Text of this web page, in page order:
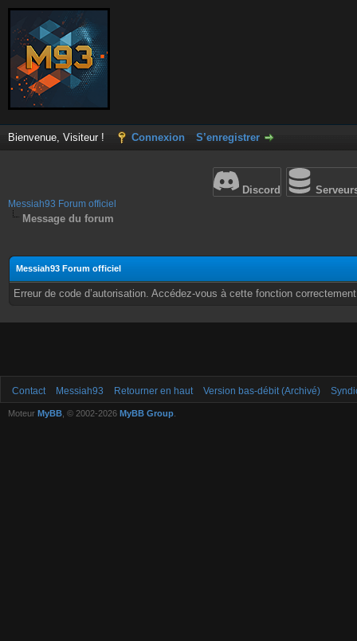
Bienvenue, Visiteur ! Connexion S’enregistrer
Discord
Messiah93 Forum officiel
Message du forum
Messiah93 Forum officiel
Erreur de code d’autorisation. Accédez-vous à cette fonction
Contact Messiah93 Retourner en haut Version bas-débit (Archivé)
Moteur MyBB , © 2002-2026 MyBB Group